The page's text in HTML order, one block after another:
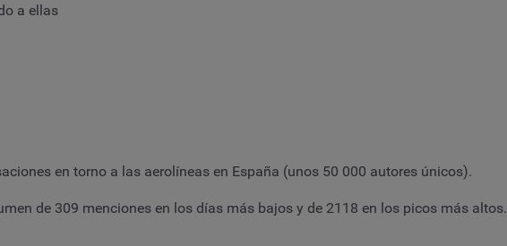
a ellas
en torno a las aerolíneas en España (unos 50 000 autores únicos).
de 309 menciones en los días más bajos y de 2118 en los picos más altos.